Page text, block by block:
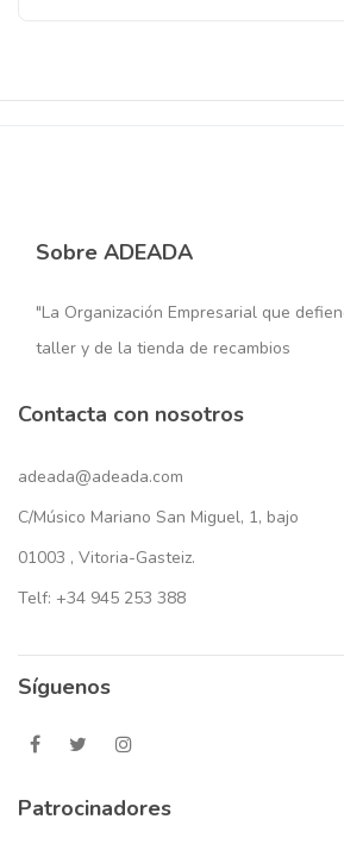
Sobre ADEADA
"La Organización Empresarial que
taller y de la tienda de recambios
Contacta con nosotros
adeada@adeada.com
C/Músico Mariano San Miguel, 1, bajo
01003 , Vitoria-Gasteiz.
Telf: +34 945 253 388
Síguenos
Patrocinadores